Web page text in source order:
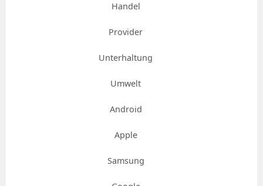
Handel
Provider
Unterhaltung
Umwelt
Android
Apple
Samsung